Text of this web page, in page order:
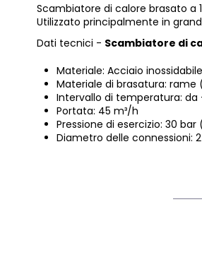
Scambiatore di calore brasato a
Utilizzato principalmente in
Dati tecnici - Scambiatore di
Materiale: Acciaio inossidabile
Materiale di brasatura: rame
Intervallo di temperatura: da
Portata: 45 m³/h
Pressione di esercizio: 30
Diametro delle connessioni: 2